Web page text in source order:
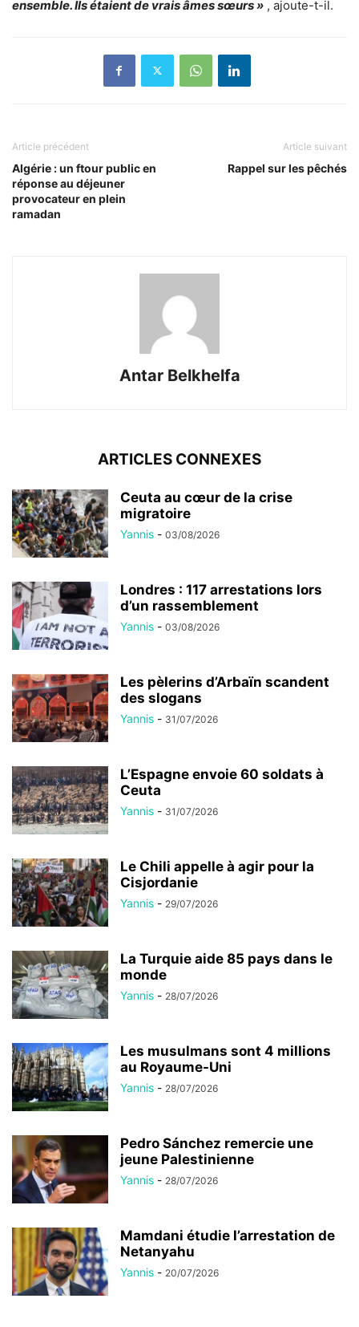
ensemble. Ils étaient de vrais âmes sœurs » , ajoute-t-il.
Article précédent
Algérie : un ftour public en
réponse au déjeuner
provocateur en plein
ramadan
Article suivant
Rappel sur les pêchés
Antar Belkhelfa
ARTICLES CONNEXES
Ceuta au cœur de la crise
migratoire
Yannis - 03/08/2026
Londres : 117 arrestations lors
d’un rassemblement
Yannis - 03/08/2026
Les pèlerins d’Arbaïn scandent
des slogans
Yannis - 31/07/2026
L’Espagne envoie 60 soldats à
Ceuta
Yannis - 31/07/2026
Le Chili appelle à agir pour la
Cisjordanie
Yannis - 29/07/2026
La Turquie aide 85 pays dans le
monde
Yannis - 28/07/2026
Les musulmans sont 4 millions
au Royaume-Uni
Yannis - 28/07/2026
Pedro Sánchez remercie une
jeune Palestinienne
Yannis - 28/07/2026
Mamdani étudie l’arrestation de
Netanyahu
Yannis - 20/07/2026